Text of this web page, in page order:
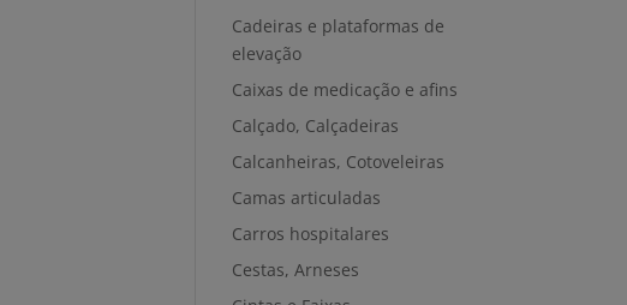
Cadeiras e plataformas de
elevação
Caixas de medicação e afins
Calçado, Calçadeiras
Calcanheiras, Cotoveleiras
Camas articuladas
Carros hospitalares
Cestas, Arneses